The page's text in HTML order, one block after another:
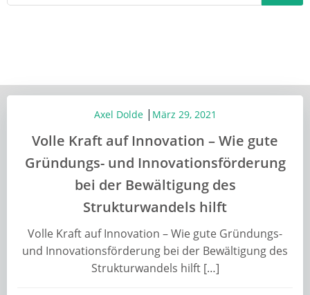
Axel Dolde | März 29, 2021
Volle Kraft auf Innovation – Wie gute
Gründungs- und Innovationsförderung
bei der Bewältigung des
Strukturwandels hilft
Volle Kraft auf Innovation – Wie gute Gründungs-
und Innovationsförderung bei der Bewältigung des
Strukturwandels hilft […]